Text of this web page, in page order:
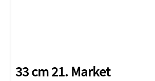
33 cm 21. Market